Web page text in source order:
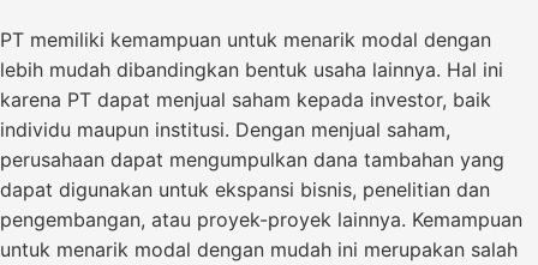
PT memiliki kemampuan untuk menarik modal dengan
lebih mudah dibandingkan bentuk usaha lainnya. Hal ini
karena PT dapat menjual saham kepada investor, baik
individu maupun institusi. Dengan menjual saham,
perusahaan dapat mengumpulkan dana tambahan yang
dapat digunakan untuk ekspansi bisnis, penelitian dan
pengembangan, atau proyek-proyek lainnya. Kemampuan
untuk menarik modal dengan mudah ini merupakan salah